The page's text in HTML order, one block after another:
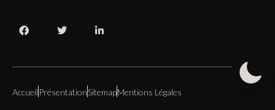
Accueil PrésentationSitemapMentions Légales